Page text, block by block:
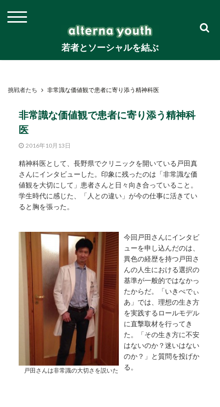
若者とソーシャルを結ぶ
挑戦者たち 非常識な価値観で患者に寄り添う精神科医
非常識な価値観で患者に寄り添う精神科
医
2016年10月13日
精神科医として、長野県でクリニックを開いている戸田真
さんにインタビューした。印象に残ったのは「非常識な価
値観を大切にして」患者さんと日々向き合っていること。
学生時代に感じた、「人との違い」が今の仕事に活きてい
ると胸を張った。
戸田さんは非常識の大切さを説いた
今回戸田さんにインタビ
ューを申し込んだのは、
異色の経歴を持つ戸田さ
んの人生における選択の
基準が一般的ではなかっ
たからだ。「いきぺでぃ
あ」では、理想の生き方
を実践するロールモデル
に直撃取材を行ってき
た。「その生き方に不安
はないのか？迷いはない
のか？」と質問を投げか
る。